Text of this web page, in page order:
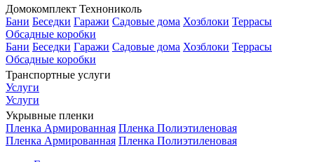
Домокомплект Технониколь
Бани Беседки Гаражи Садовые дома Хозблоки Террасы
Обсадные коробки
Бани Беседки Гаражи Садовые дома Хозблоки Террасы
Обсадные коробки
Транспортные услуги
Услуги
Услуги
Укрывные пленки
Пленка Армированная Пленка Полиэтиленовая
Пленка Армированная Пленка Полиэтиленовая